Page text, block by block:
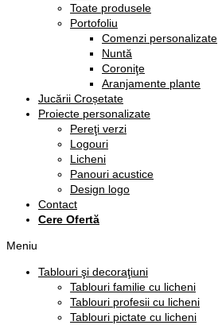
Toate produsele
Portofoliu
Comenzi personalizate
Nuntă
Coroniţe
Aranjamente plante
Jucării Croșetate
Proiecte personalizate
Pereţi verzi
Logouri
Licheni
Panouri acustice
Design logo
Contact
Cere Ofertă
Meniu
Tablouri şi decoraţiuni
Tablouri familie cu licheni
Tablouri profesii cu licheni
Tablouri pictate cu licheni